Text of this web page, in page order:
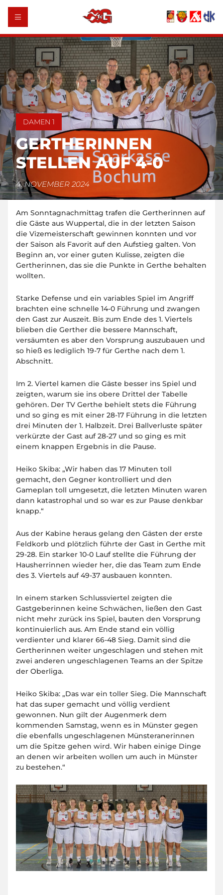
DAMEN 1
GERTHERINNEN
STELLEN AUF 4-0
4. NOVEMBER 2024
Am Sonntagnachmittag trafen die Gertherinnen auf
die Gäste aus Wuppertal, die in der letzten Saison
die Vizemeisterschaft gewinnen konnten und vor
der Saison als Favorit auf den Aufstieg galten. Von
Beginn an, vor einer guten Kulisse, zeigten die
Gertherinnen, das sie die Punkte in Gerthe behalten
wollten.
Starke Defense und ein variables Spiel im Angriff
brachten eine schnelle 14-0 Führung und zwangen
den Gast zur Auszeit. Bis zum Ende des 1. Viertels
blieben die Gerther die bessere Mannschaft,
versäumten es aber den Vorsprung auszubauen und
so hieß es lediglich 19-7 für Gerthe nach dem 1.
Abschnitt.
Im 2. Viertel kamen die Gäste besser ins Spiel und
zeigten, warum sie ins obere Drittel der Tabelle
gehören. Der TV Gerthe behielt stets die Führung
und so ging es mit einer 28-17 Führung in die letzten
drei Minuten der 1. Halbzeit. Drei Ballverluste später
verkürzte der Gast auf 28-27 und so ging es mit
einem knappen Ergebnis in die Pause.
Heiko Skiba: „Wir haben das 17 Minuten toll
gemacht, den Gegner kontrolliert und den
Gameplan toll umgesetzt, die letzten Minuten waren
dann katastrophal und so war es zur Pause denkbar
knapp.“
Aus der Kabine heraus gelang den Gästen der erste
Feldkorb und plötzlich führte der Gast in Gerthe mit
29-28. Ein starker 10-0 Lauf stellte die Führung der
Hausherrinnen wieder her, die das Team zum Ende
des 3. Viertels auf 49-37 ausbauen konnten.
In einem starken Schlussviertel zeigten die
Gastgeberinnen keine Schwächen, ließen den Gast
nicht mehr zurück ins Spiel, bauten den Vorsprung
kontinuierlich aus. Am Ende stand ein völlig
verdienter und klarer 66-48 Sieg. Damit sind die
Gertherinnen weiter ungeschlagen und stehen mit
zwei anderen ungeschlagenen Teams an der Spitze
der Oberliga.
Heiko Skiba: „Das war ein toller Sieg. Die Mannschaft
hat das super gemacht und völlig verdient
gewonnen. Nun gilt der Augenmerk dem
kommenden Samstag, wenn es in Münster gegen
die ebenfalls ungeschlagenen Münsteranerinnen
um die Spitze gehen wird. Wir haben einige Dinge
an denen wir arbeiten wollen um auch in Münster
zu bestehen.“